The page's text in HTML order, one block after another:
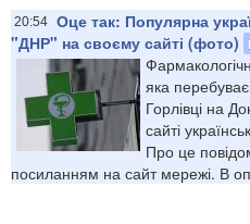
20:54 Оце так: Популярна
"ДНР" на своєму сайті (фото)
яка
Горлівці на
сайті
Про це
посиланням на сайт мережі. В